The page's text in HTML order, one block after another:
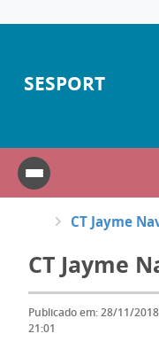
SESPORT
CT Jayme
Publicado em: 28/11/
21:01